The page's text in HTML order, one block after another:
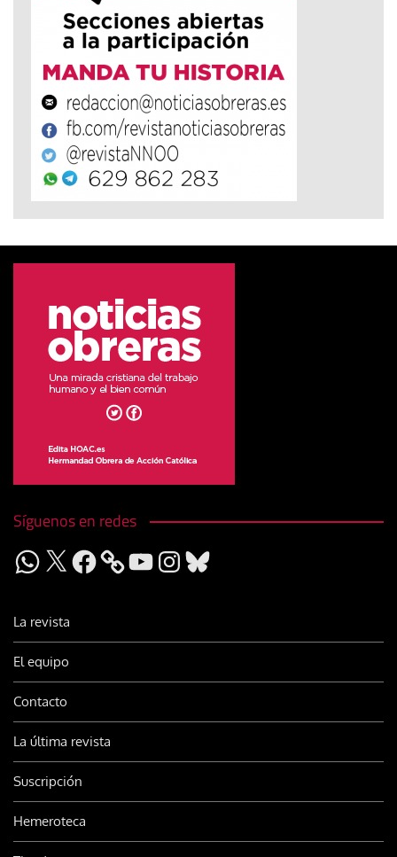
Síguenos en redes
WhatsApp
X Facebook YouTubeInstagram
Bluesky
La revista
El equipo
Contacto
La última revista
Suscripción
Hemeroteca